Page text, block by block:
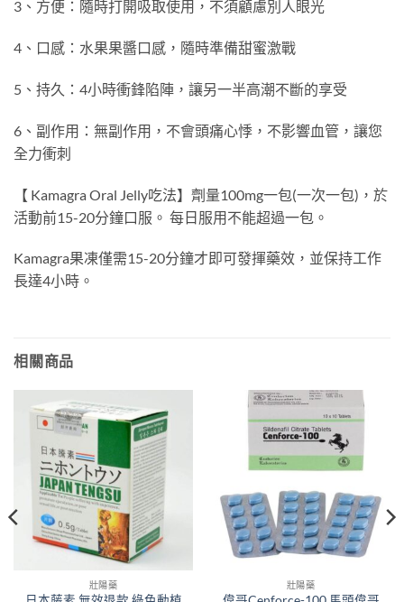
3、方便：隨時打開吸取使用，不須顧慮別人眼光
4、口感：水果果醬口感，隨時準備甜蜜激戰
5、持久：4小時衝鋒陷陣，讓另一半高潮不斷的享受
6、副作用：無副作用，不會頭痛心悸，不影響血管，讓您
全力衝刺
【 Kamagra Oral Jelly吃法】劑量100mg一包(一次一包)，於
活動前15-20分鐘口服。 每日服用不能超過一包。
Kamagra果凍僅需15-20分鐘才即可發揮藥效，並保持工作
長達4小時。
相關商品
壯陽藥 壯陽藥